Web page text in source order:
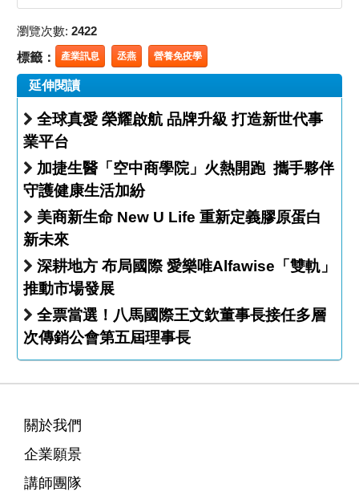
瀏覽次數: 2422
標籤： 產業訊息 丞燕 營養免疫學
延伸閱讀
全球真愛 榮耀啟航 品牌升級 打造新世代事
業平台
加捷生醫「空中商學院」火熱開跑 攜手夥伴
守護健康生活加紛
美商新生命 New U Life 重新定義膠原蛋白
新未來
深耕地方 布局國際 愛樂唯Alfawise「雙軌」
推動市場發展
全票當選！八馬國際王文欽董事長接任多層
次傳銷公會第五屆理事長
關於我們
企業願景
講師團隊